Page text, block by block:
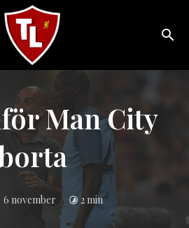
Man City
6 november 2 min